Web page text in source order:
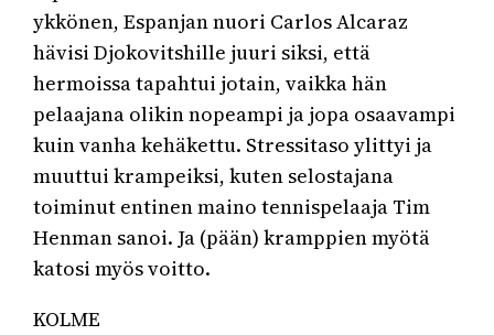
ykkönen, Espanjan nuori Carlos Alcaraz
hävisi Djokovitshille juuri siksi, että
hermoissa tapahtui jotain, vaikka hän
pelaajana olikin nopeampi ja jopa osaavampi
kuin vanha kehäkettu. Stressitaso ylittyi ja
muuttui krampeiksi, kuten selostajana
toiminut entinen maino tennispelaaja Tim
Henman sanoi. Ja (pään) kramppien myötä
katosi myös voitto.
KOLME